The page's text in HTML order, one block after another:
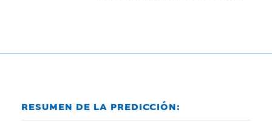
RESUMEN DE LA PREDICCIÓN: